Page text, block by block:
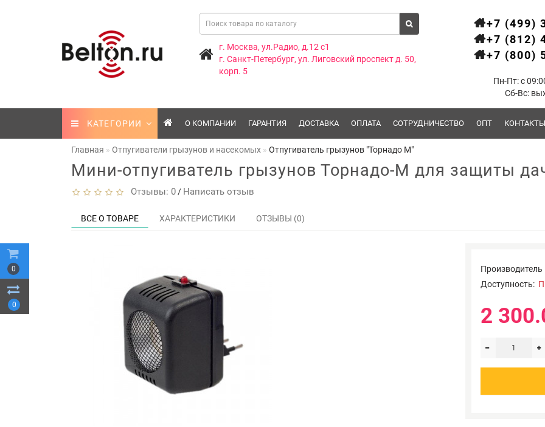
0
0
г. Москва, ул.Радио, д.12 с1
г. Санкт-Петербург, ул. Лиговский проспект д. 50,
корп. 5
+7 (499)
+7 (812)
+7 (800)
Пн-Пт: с
Сб-Вс:
КАТЕГОРИИ О КОМПАНИИ ГАРАНТИЯ ДОСТАВКА ОПЛАТА СОТРУДНИЧЕСТВО ОПТ КОНТАКТЫ
Главная Отпугиватели грызунов и насекомых Отпугиватель грызунов "Торнадо М"
Мини-отпугиватель грызунов Торнадо-М для защиты
Отзывы: 0 / Написать отзыв
ВСЕ О ТОВАРЕ ХАРАКТЕРИСТИКИ ОТЗЫВЫ (0)
Производитель
Доступность:
2